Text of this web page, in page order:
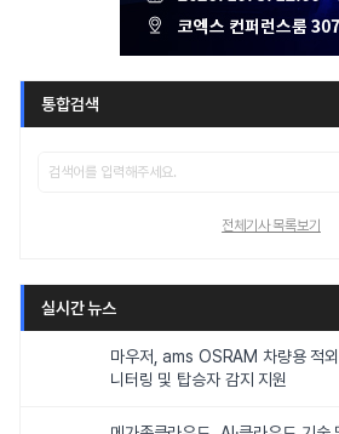
통합검색
전체기사 목록보기
실시간 뉴스
마우저, ams OSRAM 차량용 적외
니터링 및 탑승자 감지 지원